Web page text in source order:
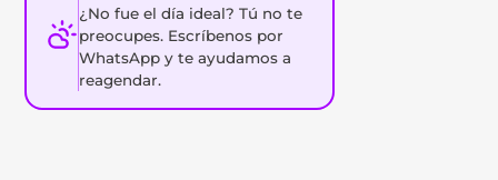
¿No fue el día ideal? Tú no te
preocupes. Escríbenos por
WhatsApp y te ayudamos a
reagendar.